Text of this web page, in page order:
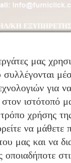
ΚΗ
Υπνοδωμάτιο
Σαλόνι
Παιδικό Δωμάτιο
Στρώματα
Προσφορές
μας
συλλέγονται
για
στον ιστότοπό
χρήσης
να μάθετε
μας και να